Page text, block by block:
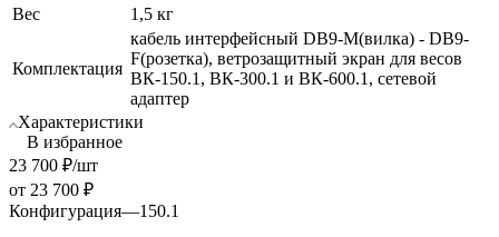
Вес
1,5 кг
Комплектация
кабель интерфейсный DB9-M(вилка) - DB9-
F(розетка), ветрозащитный экран для весов
ВК-150.1, ВК-300.1 и ВК-600.1, сетевой
адаптер
Характеристики
В избранное
23 700 ₽/шт
от 23 700 ₽
Конфигурация—150.1